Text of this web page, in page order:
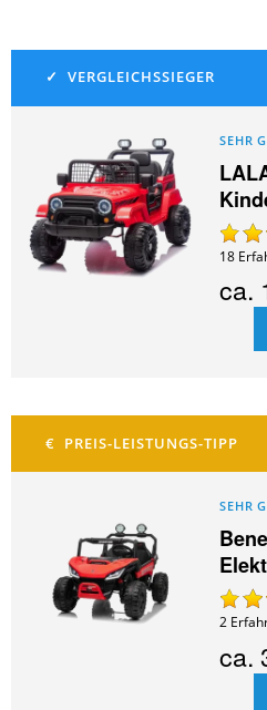
SEHR
18
ca.
SEHR
2
ca.